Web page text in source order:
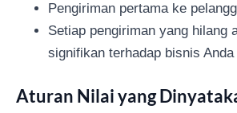
Pengiriman pertama ke
Setiap pengiriman yang hilang
signifikan terhadap bisnis Anda
Aturan Nilai yang